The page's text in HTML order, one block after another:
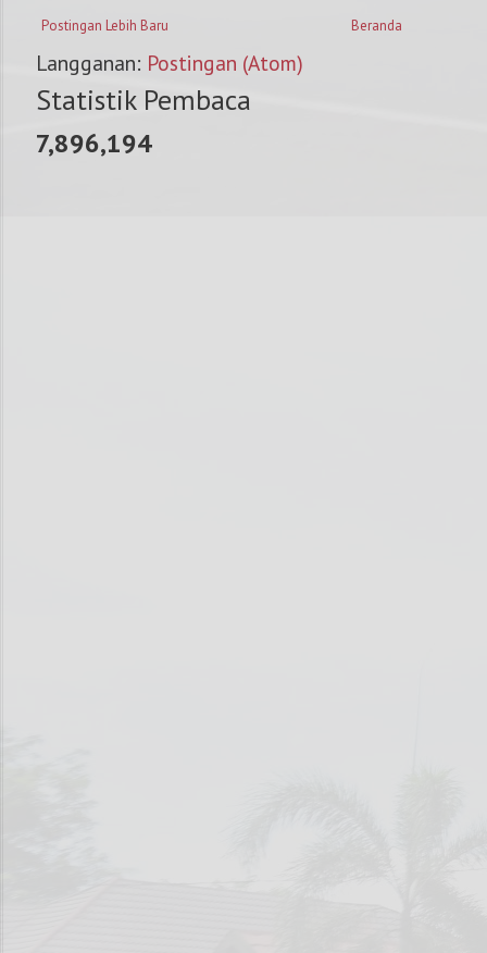
Postingan Lebih Baru Beranda
Langganan: Postingan (Atom)
Statistik Pembaca
7,896,194